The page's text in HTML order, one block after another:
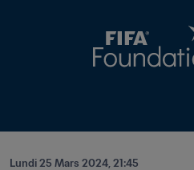
Lundi 25 Mars 2024, 21:45